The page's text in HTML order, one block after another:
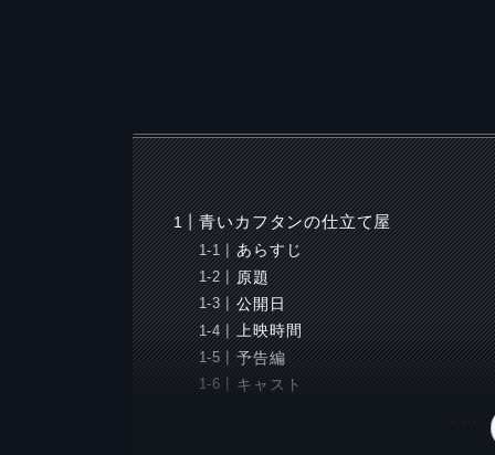
青いカフタンの仕立て屋
あらすじ
原題
公開日
上映時間
予告編
キャスト